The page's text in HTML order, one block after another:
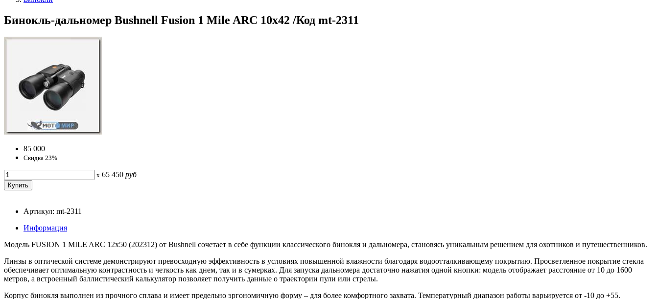
Бинокль-дальномер Bushnell Fusion 1 Mile ARC 10x42 /Код mt-2311
85 000
Скидка 23%
x 65 450 руб
Артикул: mt-2311
Информация
Модель FUSION 1 MILE ARC 12x50 (202312) от Bushnell сочетает в себе функции классического бинокля и дальномера, становясь уникальным решением для охотников и путешественников.
Линзы в оптической системе демонстрируют превосходную эффективность в условиях повышенной влажности благодаря водоотталкивающему покрытию. Просветленное покрытие стекла
обеспечивает оптимальную контрастность и четкость как днем, так и в сумерках. Для запуска дальномера достаточно нажатия одной кнопки: модель отображает расстояние от 10 до 1600
метров, а встроенный баллистический калькулятор позволяет получить данные о траектории пули или стрелы.
Корпус бинокля выполнен из прочного сплава и имеет предельно эргономичную форму – для более комфортного захвата. Температурный диапазон работы варьируется от -10 до +55.